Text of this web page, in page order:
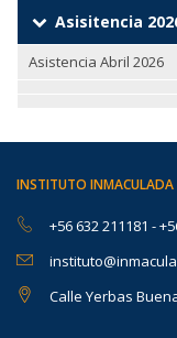
Asisitencia
Asistencia Abril 2026
INSTITUTO
+56 632 211181 -
Calle Yerbas